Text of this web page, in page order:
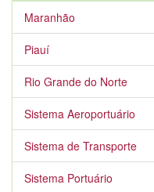
Maranhão
Piauí
Rio Grande do Norte
Sistema Aeroportuário
Sistema de Transporte
Sistema Portuário